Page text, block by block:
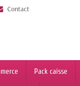
Contact
Pack caisse